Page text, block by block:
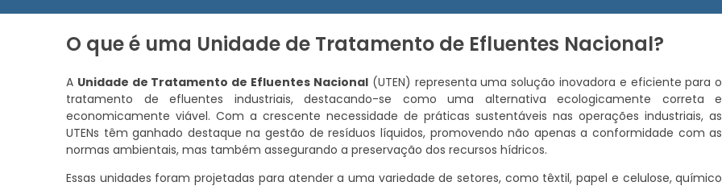
O que é uma Unidade de Tratamento de Efluentes Nacional?
A Unidade de Tratamento de Efluentes Nacional(UTEN) representa uma solução inovadora e eficiente para o
tratamento de efluentes industriais, destacando-se como uma alternativa ecologicamente correta e
economicamente viável. Com a crescente necessidade de práticas sustentáveis nas operações industriais, as
UTENs têm ganhado destaque na gestão de resíduos líquidos, promovendo não apenas a conformidade com as
normas ambientais, mas também assegurando a preservação dos recursos hídricos.
Essas unidades foram projetadas para atender a uma variedade de setores, como têxtil, papel e celulose, químico